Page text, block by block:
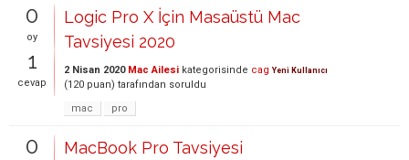
0
oy
1
cevap
Logic Pro X İçin Masaüstü Mac
Tavsiyesi 2020
2 Nisan 2020 Mac Ailesi kategorisinde cag Yeni Kullanıcı
(120 puan) tarafından soruldu
mac
pro
0 MacBook Pro Tavsiyesi